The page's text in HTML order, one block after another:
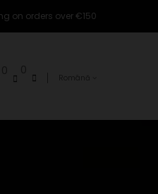
on orders over €150